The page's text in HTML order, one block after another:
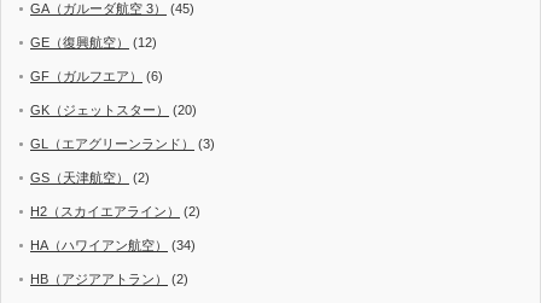
GA（ガルーダ航空 3） (45)
GE（復興航空） (12)
GF（ガルフエア） (6)
GK（ジェットスター） (20)
GL（エアグリーンランド） (3)
GS（天津航空） (2)
H2（スカイエアライン） (2)
HA（ハワイアン航空） (34)
HB（アジアアトラン） (2)